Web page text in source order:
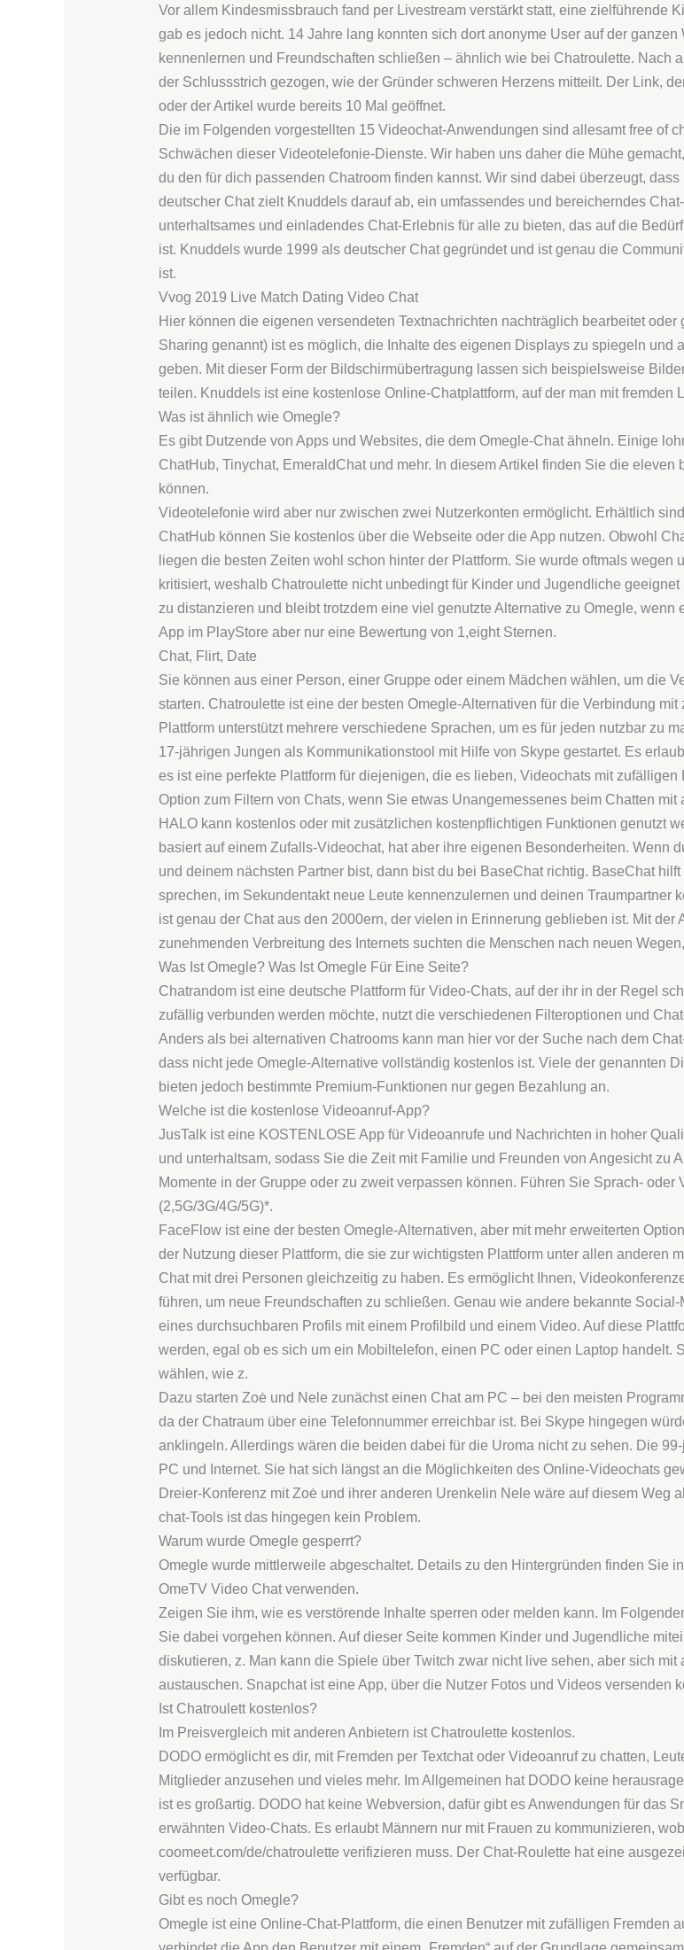
Vor allem Kindesmissbrauch fand per Livestream verstärkt statt, eine zielführende
gab es jedoch nicht. 14 Jahre lang konnten sich dort anonyme User auf der
kennenlernen und Freundschaften schließen – ähnlich wie bei Chatroulette. Nach
der Schlussstrich gezogen, wie der Gründer schweren Herzens mitteilt. Der Link,
oder der Artikel wurde bereits 10 Mal geöffnet.
Die im Folgenden vorgestellten 15 Videochat-Anwendungen sind allesamt free of
Schwächen dieser Videotelefonie-Dienste. Wir haben uns daher die Mühe
du den für dich passenden Chatroom finden kannst. Wir sind dabei überzeugt,
deutscher Chat zielt Knuddels darauf ab, ein umfassendes und bereicherndes
unterhaltsames und einladendes Chat-Erlebnis für alle zu bieten, das auf die
ist. Knuddels wurde 1999 als deutscher Chat gegründet und ist genau die
ist.
Vvog 2019 Live Match Dating Video Chat
Hier können die eigenen versendeten Textnachrichten nachträglich bearbeitet
Sharing genannt) ist es möglich, die Inhalte des eigenen Displays zu spiegeln und
geben. Mit dieser Form der Bildschirmübertragung lassen sich beispielsweise
teilen. Knuddels ist eine kostenlose Online-Chatplattform, auf der man mit fremden
Was ist ähnlich wie Omegle?
Es gibt Dutzende von Apps und Websites, die dem Omegle-Chat ähneln. Einige
ChatHub, Tinychat, EmeraldChat und mehr. In diesem Artikel finden Sie die
können.
Videotelefonie wird aber nur zwischen zwei Nutzerkonten ermöglicht. Erhältlich
ChatHub können Sie kostenlos über die Webseite oder die App nutzen. Obwohl
liegen die besten Zeiten wohl schon hinter der Plattform. Sie wurde oftmals
kritisiert, weshalb Chatroulette nicht unbedingt für Kinder und Jugendliche
zu distanzieren und bleibt trotzdem eine viel genutzte Alternative zu Omegle,
App im PlayStore aber nur eine Bewertung von 1,eight Sternen.
Chat, Flirt, Date
Sie können aus einer Person, einer Gruppe oder einem Mädchen wählen, um die
starten. Chatroulette ist eine der besten Omegle-Alternativen für die Verbindung
Plattform unterstützt mehrere verschiedene Sprachen, um es für jeden nutzbar zu
17-jährigen Jungen als Kommunikationstool mit Hilfe von Skype gestartet. Es
es ist eine perfekte Plattform für diejenigen, die es lieben, Videochats mit
Option zum Filtern von Chats, wenn Sie etwas Unangemessenes beim Chatten mit
HALO kann kostenlos oder mit zusätzlichen kostenpflichtigen Funktionen genutzt
basiert auf einem Zufalls-Videochat, hat aber ihre eigenen Besonderheiten. Wenn
und deinem nächsten Partner bist, dann bist du bei BaseChat richtig. BaseChat
sprechen, im Sekundentakt neue Leute kennenzulernen und deinen Traumpartner
ist genau der Chat aus den 2000ern, der vielen in Erinnerung geblieben ist. Mit der
zunehmenden Verbreitung des Internets suchten die Menschen nach neuen
Was Ist Omegle? Was Ist Omegle Für Eine Seite?
Chatrandom ist eine deutsche Plattform für Video-Chats, auf der ihr in der Regel
zufällig verbunden werden möchte, nutzt die verschiedenen Filteroptionen und
Anders als bei alternativen Chatrooms kann man hier vor der Suche nach dem
dass nicht jede Omegle-Alternative vollständig kostenlos ist. Viele der genannten
bieten jedoch bestimmte Premium-Funktionen nur gegen Bezahlung an.
Welche ist die kostenlose Videoanruf-App?
JusTalk ist eine KOSTENLOSE App für Videoanrufe und Nachrichten in hoher
und unterhaltsam, sodass Sie die Zeit mit Familie und Freunden von Angesicht zu
Momente in der Gruppe oder zu zweit verpassen können. Führen Sie Sprach-
(2,5G/3G/4G/5G)*.
FaceFlow ist eine der besten Omegle-Alternativen, aber mit mehr erweiterten
der Nutzung dieser Plattform, die sie zur wichtigsten Plattform unter allen anderen
Chat mit drei Personen gleichzeitig zu haben. Es ermöglicht Ihnen,
führen, um neue Freundschaften zu schließen. Genau wie andere bekannte
eines durchsuchbaren Profils mit einem Profilbild und einem Video. Auf diese
werden, egal ob es sich um ein Mobiltelefon, einen PC oder einen Laptop handelt.
wählen, wie z.
Dazu starten Zoė und Nele zunächst einen Chat am PC – bei den meisten
da der Chatraum über eine Telefon­nummer erreich­bar ist. Bei Skype hingegen
anklingeln. Allerdings wären die beiden dabei für die Uroma nicht zu sehen. Die
PC und Internet. Sie hat sich längst an die Möglich­keiten des Online-Video­chats
Dreier-Konferenz mit Zoė und ihrer anderen Urenkelin Nele wäre auf diesem
chat-Tools ist das hingegen kein Problem.
Warum wurde Omegle gesperrt?
Omegle wurde mittlerweile abgeschaltet. Details zu den Hintergründen finden Sie
OmeTV Video Chat verwenden.
Zeigen Sie ihm, wie es verstörende Inhalte sperren oder melden kann. Im
Sie dabei vorgehen können. Auf dieser Seite kommen Kinder und Jugendliche
diskutieren, z. Man kann die Spiele über Twitch zwar nicht live sehen, aber sich
austauschen. Snapchat ist eine App, über die Nutzer Fotos und Videos versenden
Ist Chatroulett kostenlos?
Im Preisvergleich mit anderen Anbietern ist Chatroulette kostenlos.
DODO ermöglicht es dir, mit Fremden per Textchat oder Videoanruf zu chatten,
Mitglieder anzusehen und vieles mehr. Im Allgemeinen hat DODO keine
ist es großartig. DODO hat keine Webversion, dafür gibt es Anwendungen für das
erwähnten Video-Chats. Es erlaubt Männern nur mit Frauen zu kommunizieren,
coomeet.com/de/chatroulette verifizieren muss. Der Chat-Roulette hat eine
verfügbar.
Gibt es noch Omegle?
Omegle ist eine Online-Chat-Plattform, die einen Benutzer mit zufälligen Fremden